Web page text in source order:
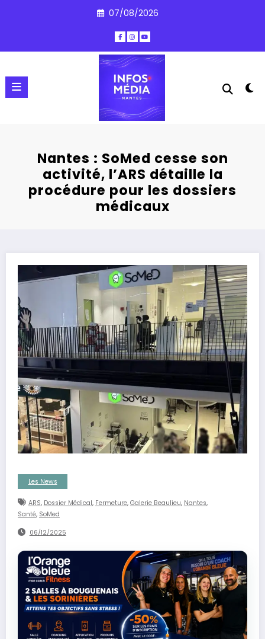
07/08/2026
Nantes : SoMed cesse son
activité, l’ARS détaille la
procédure pour les dossiers
médicaux
Les News
ARS, Dossier Médical, Fermeture, Galerie Beaulieu, Nantes,
Santé, SoMed
06/12/2025